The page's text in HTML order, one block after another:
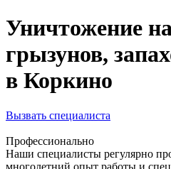
Уничтожение
грызунов,
в Коркино
Вызвать специалиста
Профессионально
Наши специалисты регулярно
многолетний опыт работы и